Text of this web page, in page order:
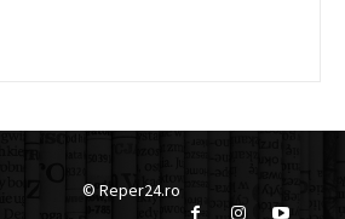
© Reper24.ro